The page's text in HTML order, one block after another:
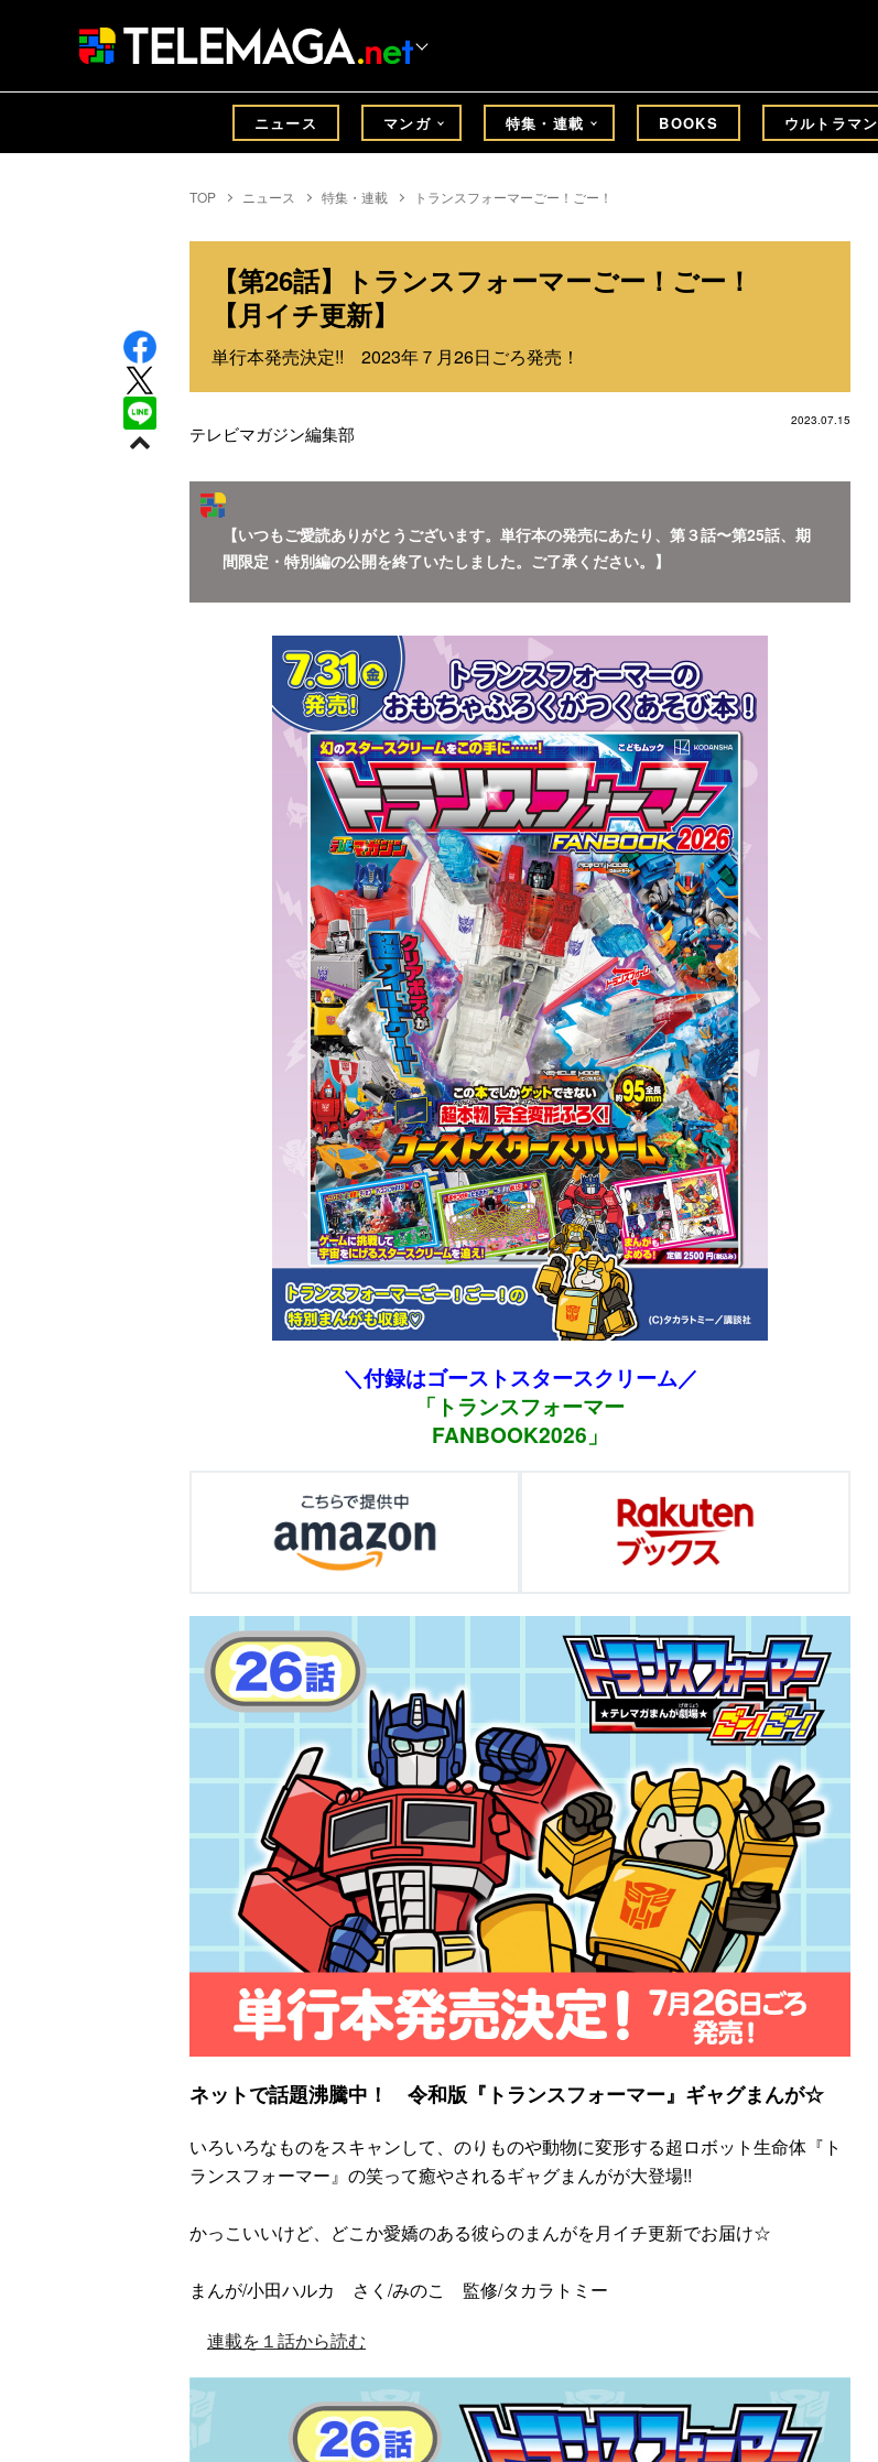
ニュース マンガ 特集・連載 BOOKS ウルトラマン
TOP ニュース 特集・連載 トランスフォーマーごー！ごー！
【第26話】トランスフォーマーごー！ごー！
【月イチ更新】
単行本発売決定!! 2023年７月26日ごろ発売！
2023.07.15
テレビマガジン編集部
【いつもご愛読ありがとうございます。単行本の発売にあたり、第３話〜第25話、期
間限定・特別編の公開を終了いたしました。ご了承ください。】
＼付録はゴーストスタースクリーム／
「トランスフォーマー
FANBOOK2026」
ネットで話題沸騰中！ 令和版『トランスフォーマー』ギャグまんが☆
いろいろなものをスキャンして、のりものや動物に変形する超ロボット生命体『ト
ランスフォーマー』の笑って癒やされるギャグまんがが大登場!!
かっこいいけど、どこか愛嬌のある彼らのまんがを月イチ更新でお届け☆
まんが/小田ハルカ さく/みのこ 監修/タカラトミー
連載を１話から読む